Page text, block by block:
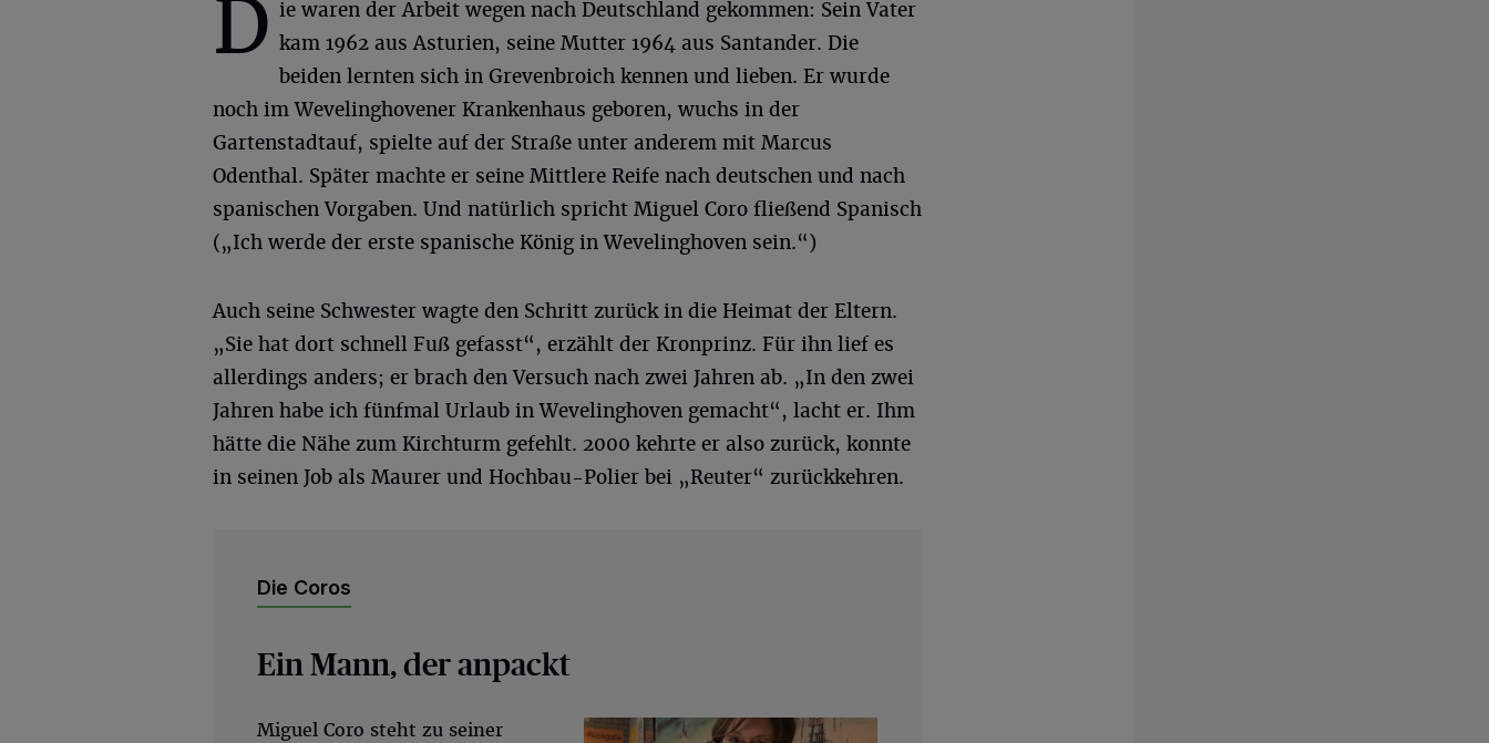
D ie waren der Arbeit wegen nach Deutschland gekommen: Sein Vater
kam 1962 aus Asturien, seine Mutter 1964 aus Santander. Die
beiden lernten sich in Grevenbroich kennen und lieben. Er wurde
noch im Wevelinghovener Krankenhaus geboren, wuchs in der
Gartenstadtauf, spielte auf der Straße unter anderem mit Marcus
Odenthal. Später machte er seine Mittlere Reife nach deutschen und nach
spanischen Vorgaben. Und natürlich spricht Miguel Coro fließend Spanisch
(„Ich werde der erste spanische König in Wevelinghoven sein.“)
Auch seine Schwester wagte den Schritt zurück in die Heimat der Eltern.
„Sie hat dort schnell Fuß gefasst“, erzählt der Kronprinz. Für ihn lief es
allerdings anders; er brach den Versuch nach zwei Jahren ab. „In den zwei
Jahren habe ich fünfmal Urlaub in Wevelinghoven gemacht“, lacht er. Ihm
hätte die Nähe zum Kirchturm gefehlt. 2000 kehrte er also zurück, konnte
in seinen Job als Maurer und Hochbau-Polier bei „Reuter“ zurückkehren.
Die Coros
Ein Mann, der anpackt
Miguel Coro steht zu seiner